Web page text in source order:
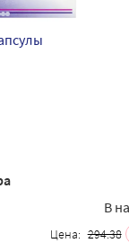
В
Цена: 294.38